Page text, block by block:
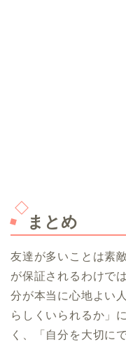
まとめ
友達が多いことは素
が保証されるわけで
分が本当に心地よい
らしくいられるか」
く、「自分を大切に